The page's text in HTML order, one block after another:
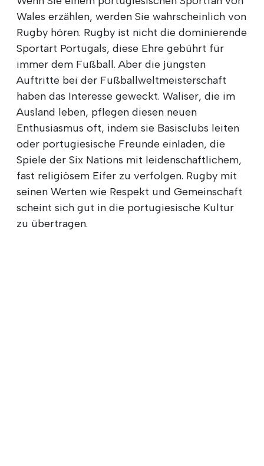
Wales erzählen, werden Sie wahrscheinlich von
Rugby hören. Rugby ist nicht die dominierende
Sportart Portugals, diese Ehre gebührt für
immer dem Fußball. Aber die jüngsten
Auftritte bei der Fußballweltmeisterschaft
haben das Interesse geweckt. Waliser, die im
Ausland leben, pflegen diesen neuen
Enthusiasmus oft, indem sie Basisclubs leiten
oder portugiesische Freunde einladen, die
Spiele der Six Nations mit leidenschaftlichem,
fast religiösem Eifer zu verfolgen. Rugby mit
seinen Werten wie Respekt und Gemeinschaft
scheint sich gut in die portugiesische Kultur
zu übertragen.